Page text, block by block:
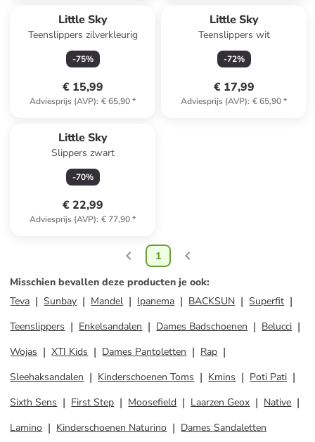
Little Sky
Teenslippers zilverkleurig
-75%
€ 15,99
Adviesprijs (AVP): € 65,90*
Little Sky
Teenslippers wit
-72%
€ 17,99
Adviesprijs (AVP): € 65,90*
Little Sky
Slippers zwart
-70%
€ 22,99
Adviesprijs (AVP): € 77,90*
1
Misschien bevallen deze producten je ook:
Teva
Sunbay Mandel Ipanema BACKSUN
Superfit
Teenslippers
Enkelsandalen Dames Badschoenen
Belucci
Wojas
XTI Kids Dames Pantoletten
Rap
Sleehaksandalen
Kinderschoenen Toms Kmins
Poti Pati
Sixth Sens
First Step Moosefield Laarzen Geox
Native
Lamino
Kinderschoenen Naturino Dames Sandaletten